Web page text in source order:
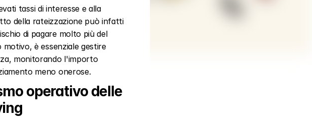
tassi di interesse e alla
della rateizzazione può infatti
di pagare molto più del
è essenziale gestire
monitorando l'importo
meno onerose.
operativo delle